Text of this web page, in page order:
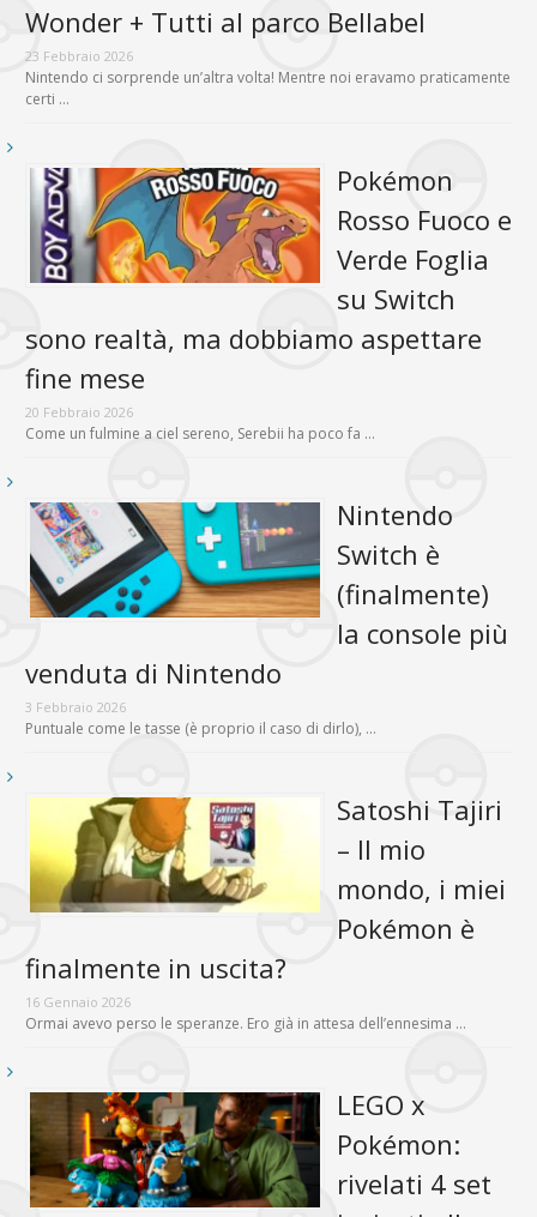
Wonder + Tutti al parco Bellabel
23 Febbraio 2026
Nintendo ci sorprende un’altra volta! Mentre noi eravamo praticamente
certi …
Pokémon
Rosso Fuoco e
Verde Foglia
su Switch
sono realtà, ma dobbiamo aspettare
fine mese
20 Febbraio 2026
Come un fulmine a ciel sereno, Serebii ha poco fa …
Nintendo
Switch è
(finalmente)
la console più
venduta di Nintendo
3 Febbraio 2026
Puntuale come le tasse (è proprio il caso di dirlo), …
Satoshi Tajiri
– Il mio
mondo, i miei
Pokémon è
finalmente in uscita?
16 Gennaio 2026
Ormai avevo perso le speranze. Ero già in attesa dell’ennesima …
LEGO x
Pokémon:
rivelati 4 set